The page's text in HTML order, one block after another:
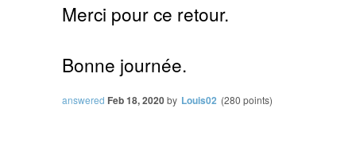
Merci pour ce retour.
Bonne journée.
answered Feb 18, 2020by Louis02 (280 points)